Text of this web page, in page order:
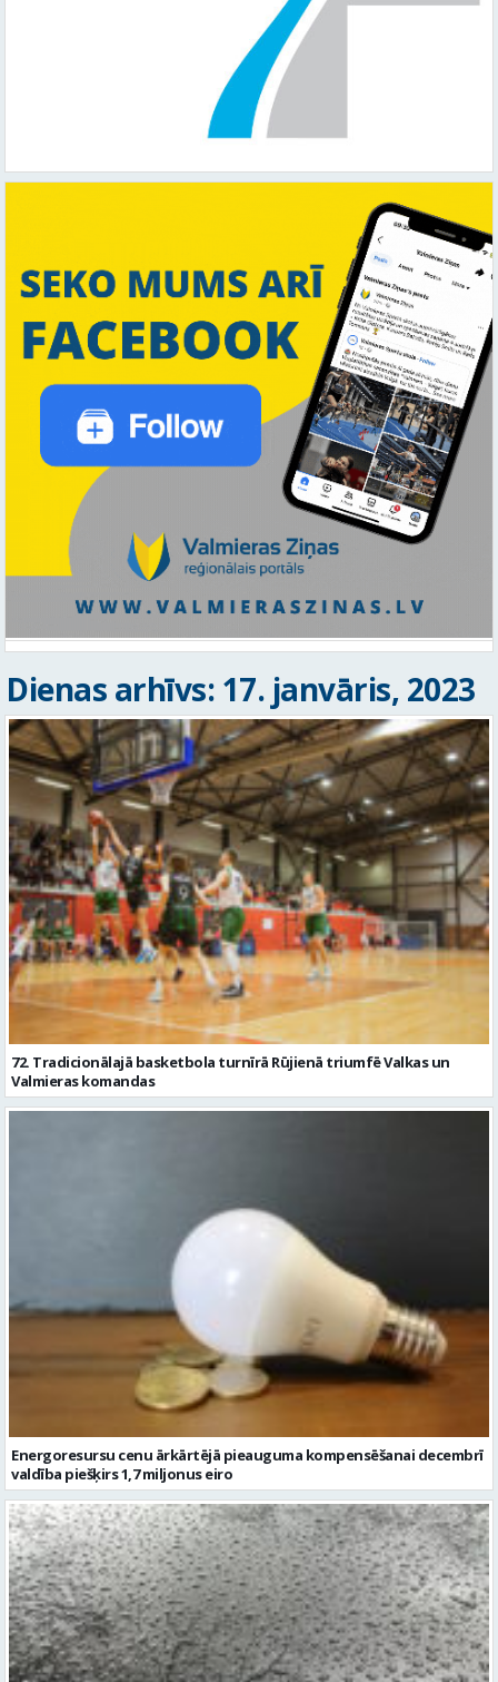
Dienas arhīvs: 17. janvāris, 2023
72. Tradicionālajā basketbola turnīrā Rūjienā triumfē Valkas un
Valmieras komandas
Energoresursu cenu ārkārtējā pieauguma kompensēšanai decembrī
valdība piešķirs 1,7 miljonus eiro